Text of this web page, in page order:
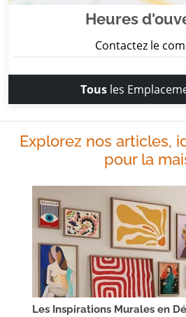
Heures
Contactez le
Tous les
Explorez nos articles,
pour la
Les Inspirations Murales en